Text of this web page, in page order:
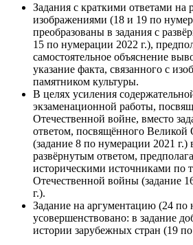
Задания с краткими ответами на
изображениями (18 и 19 по
преобразованы в задания с
15 по нумерации 2022 г.),
самостоятельное объяснение
указание факта, связанного с
памятником культуры.
В целях усиления
экзаменационной работы,
Отечественной войне, вместо
ответом, посвящённого Великой
(задание 8 по нумерации 2021 г.)
развёрнутым ответом,
историческими источниками по
Отечественной войны (задание
г.).
Задание на аргументацию (24 по
усовершенствовано: в задание
истории зарубежных стран (19